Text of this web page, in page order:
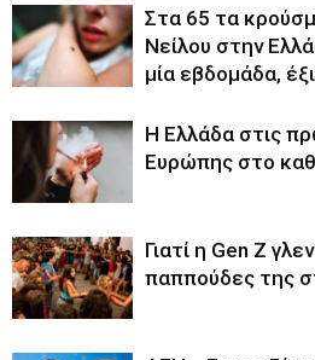
Στα 65 τα
Νείλου στην
μία εβδομάδα,
Η Ελλάδα στις
Ευρώπης στο
Γιατί η Gen Z
παππούδες της